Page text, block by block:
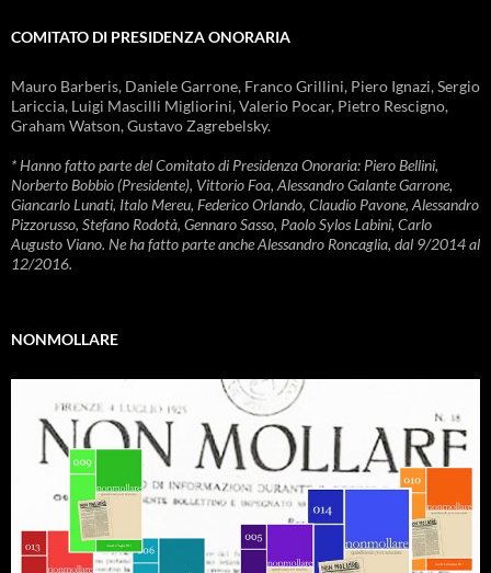
COMITATO DI PRESIDENZA ONORARIA
Mauro Barberis, Daniele Garrone, Franco Grillini, Piero Ignazi, Sergio
Lariccia, Luigi Mascilli Migliorini, Valerio Pocar, Pietro Rescigno,
Graham Watson, Gustavo Zagrebelsky.
* Hanno fatto parte del Comitato di Presidenza Onoraria: Piero Bellini,
Norberto Bobbio (Presidente), Vittorio Foa, Alessandro Galante Garrone,
Giancarlo Lunati, Italo Mereu, Federico Orlando, Claudio Pavone, Alessandro
Pizzorusso, Stefano Rodotà, Gennaro Sasso, Paolo Sylos Labini, Carlo
Augusto Viano. Ne ha fatto parte anche Alessandro Roncaglia, dal 9/2014 al
12/2016.
NONMOLLARE